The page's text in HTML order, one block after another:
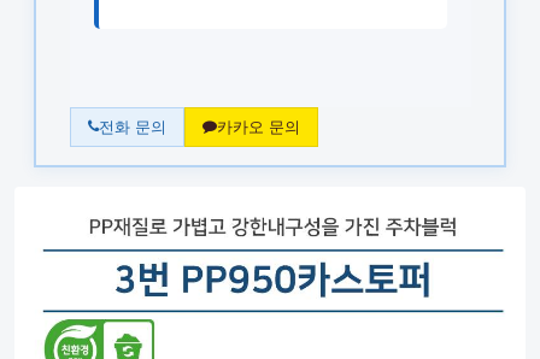
전화 문의 카카오 문의